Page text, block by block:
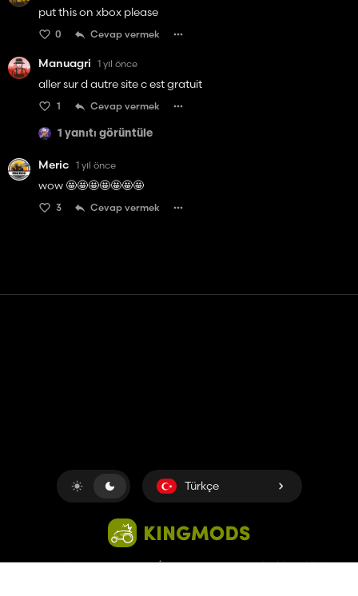
put this on xbox please
0 Cevap vermek
Manuagri 1 yıl önce
aller sur d autre site c est gratuit
1 Cevap vermek
1 yanıtı görüntüle
Meric 1 yıl önce
wow 🤩🤩🤩🤩🤩🤩🤩
3 Cevap vermek
Copyright © 2018-2026 King UP SAS. Her hakkı saklıdır.
Türkçe